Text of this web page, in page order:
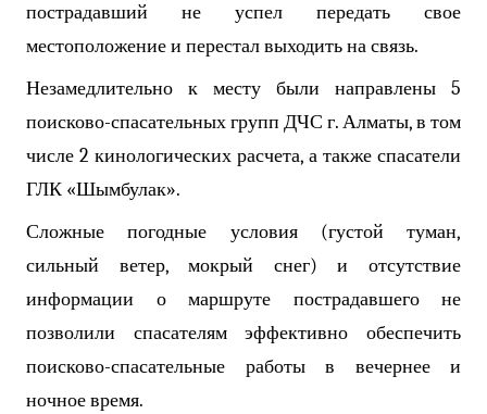
пострадавший не успел передать свое
местоположение и перестал выходить на связь.
Незамедлительно к месту были направлены 5
поисково-спасательных групп ДЧС г. Алматы, в том
числе 2 кинологических расчета, а также спасатели
ГЛК «Шымбулак».
Сложные погодные условия (густой туман,
сильный ветер, мокрый снег) и отсутствие
информации о маршруте пострадавшего не
позволили спасателям эффективно обеспечить
поисково-спасательные работы в вечернее и
ночное время.